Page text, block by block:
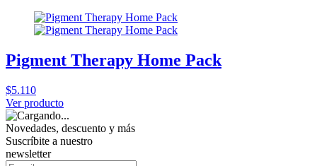
Pigment Therapy Home Pack
$5.110
Ver producto
Novedades, descuento y más
Suscríbite a nuestro
newsletter